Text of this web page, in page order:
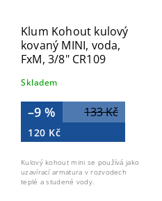
Klum Kohout kulový
kovaný MINI, voda,
FxM, 3/8" CR109
Skladem
133 Kč
–9 %
120 Kč
Kulový kohout mini se používá jako
uzavírací armatura v rozvodech
teplé a studené vody.